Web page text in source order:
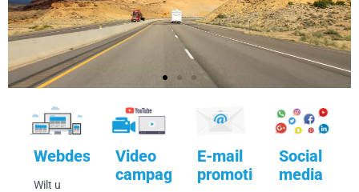
Webdesign
Wilt u
Video
campagnes
E-mail
promotie
Social
media